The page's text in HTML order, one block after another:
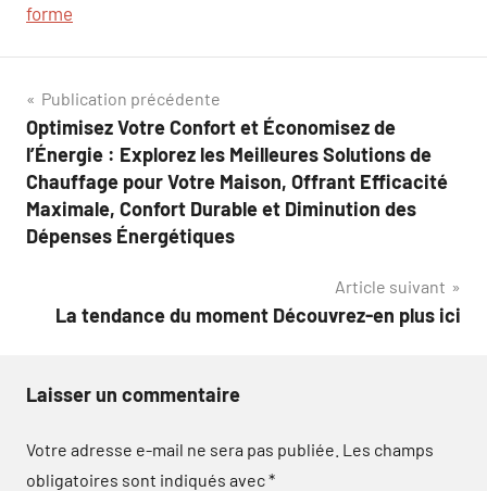
forme
Navigation
de
l’article
Publication précédente
Optimisez Votre Confort et Économisez de
l’Énergie : Explorez les Meilleures Solutions de
Chauffage pour Votre Maison, Offrant Efficacité
Maximale, Confort Durable et Diminution des
Dépenses Énergétiques
Article suivant
La tendance du moment Découvrez-en plus ici
Laisser un commentaire
Votre adresse e-mail ne sera pas publiée. Les champs
obligatoires sont indiqués avec*